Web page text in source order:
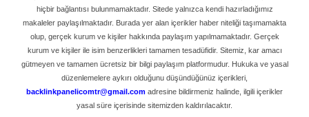
hiçbir bağlantısı bulunmamaktadır. Sitede yalnızca kendi hazırladığımız
makaleler paylaşılmaktadır. Burada yer alan içerikler haber niteliği taşımamakta
olup, gerçek kurum ve kişiler hakkında paylaşım yapılmamaktadır. Gerçek
kurum ve kişiler ile isim benzerlikleri tamamen tesadüfidir. Sitemiz, kar amacı
gütmeyen ve tamamen ücretsiz bir bilgi paylaşım platformudur. Hukuka ve yasal
düzenlemelere aykırı olduğunu düşündüğünüz içerikleri,
backlinkpanelicomtr@gmail.com adresine bildirmeniz halinde, ilgili içerikler
yasal süre içerisinde sitemizden kaldırılacaktır.